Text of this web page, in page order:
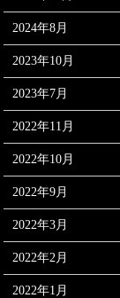
2024年8月
2023年10月
2023年7月
2022年11月
2022年10月
2022年9月
2022年3月
2022年2月
2022年1月